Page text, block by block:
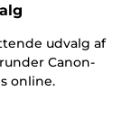
udvalg af
Canon-
online.